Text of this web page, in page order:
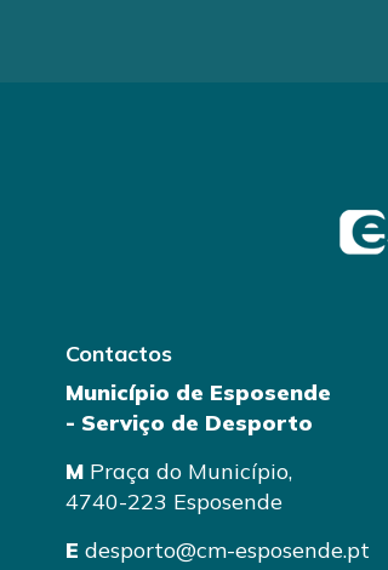
Contactos
Município de Esposende
- Serviço de Desporto
MPraça do Município,
4740-223 Esposende
E desporto@cm-esposende.pt